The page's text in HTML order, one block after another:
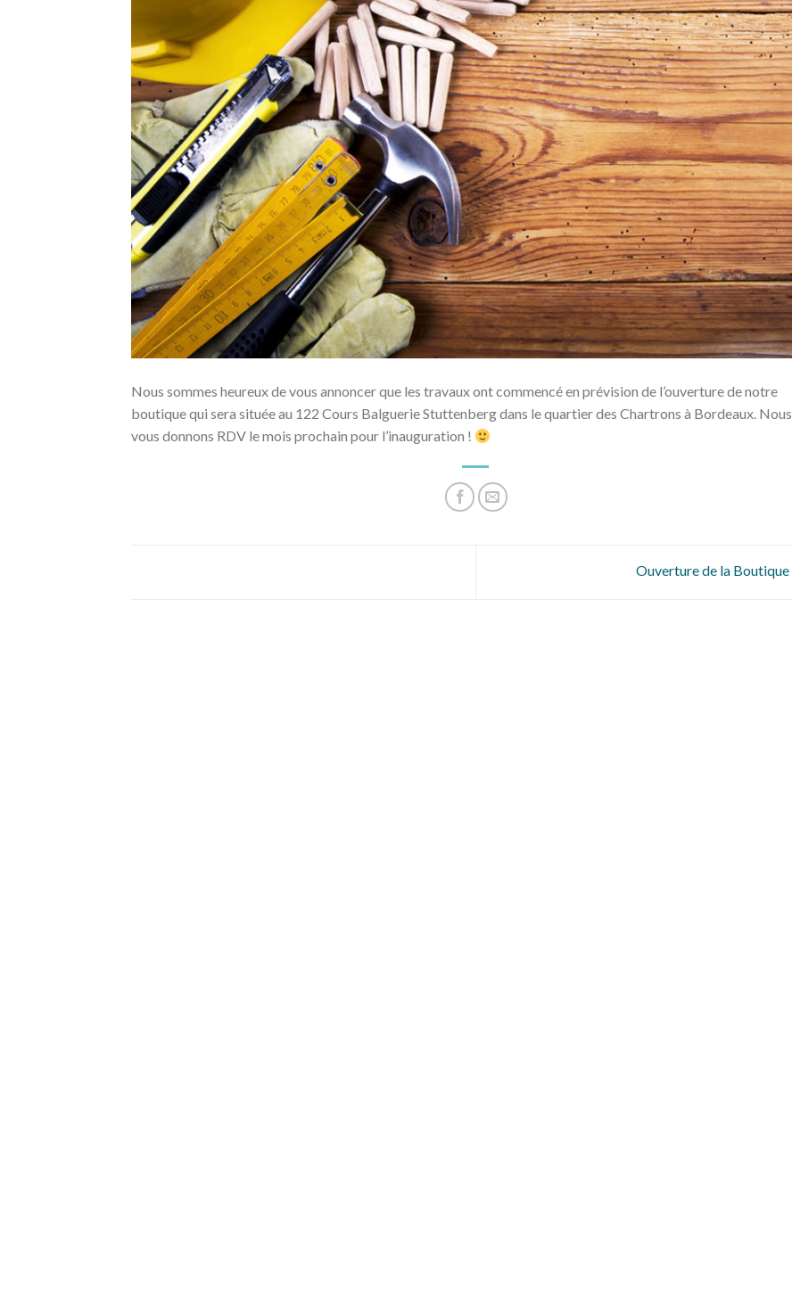
Nous sommes heureux de vous annoncer que les travaux ont commencé en prévision de l’ouverture de notre
boutique qui sera située au 122 Cours Balguerie Stuttenberg dans le quartier des Chartrons à Bordeaux. Nous
vous donnons RDV le mois prochain pour l’inauguration !
Ouverture de la Boutique